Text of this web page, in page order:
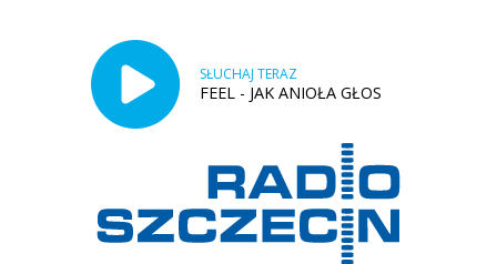
SŁUCHAJ TERAZ
FEEL - JAK ANIOŁA GŁOS